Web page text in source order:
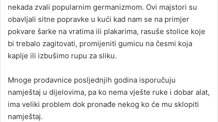
nekada zvali popularnim germanizmom. Ovi majstori su
obavljali sitne popravke u kući kad nam se na primjer
pokvare šarke na vratima ili plakarima, rasuše stolice koje
bi trebalo zagitovati, promijeniti gumicu na česmi koja
kaplje ili izbušimo rupu za sliku.
Mnoge prodavnice posljednjih godina isporučuju
namještaj u dijelovima, pa ko nema vješte ruke i dobar alat,
ima veliki problem dok pronađe nekog ko će mu sklopiti
namještaj.